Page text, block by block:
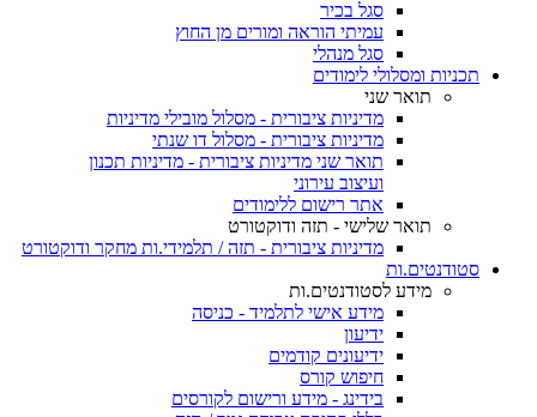
סגל בכיר
עמיתי הוראה ומורים מן החוץ
סגל מנהלי
תכניות ומסלולי לימודים
תואר שני
מדיניות ציבורית - מסלול מובילי מדיניות
מדיניות ציבורית - מסלול דו שנתי
תואר שני מדיניות ציבורית - מדיניות תכנון
ועיצוב עירוני
אתר רישום ללימודים
תואר שלישי - תזה ודוקטורט
מדיניות ציבורית - תזה / תלמידי.ות מחקר ודוקטורט
סטודנטים.ות
מידע לסטודנטים.ות
מידע אישי לתלמיד - כניסה
ידיעון
ידיעונים קודמים
חיפוש קורס
בידינג - מידע ורישום לקורסים